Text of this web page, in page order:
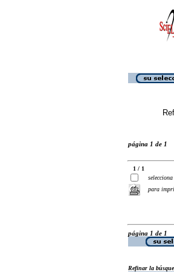
página 1 de 1
1 / 1
selecciona
para
página 1 de 1
Refinar la